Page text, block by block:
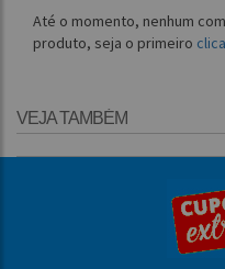
Até o momento, nenhum
produto, seja o primeiro
VEJA TAMBÉM